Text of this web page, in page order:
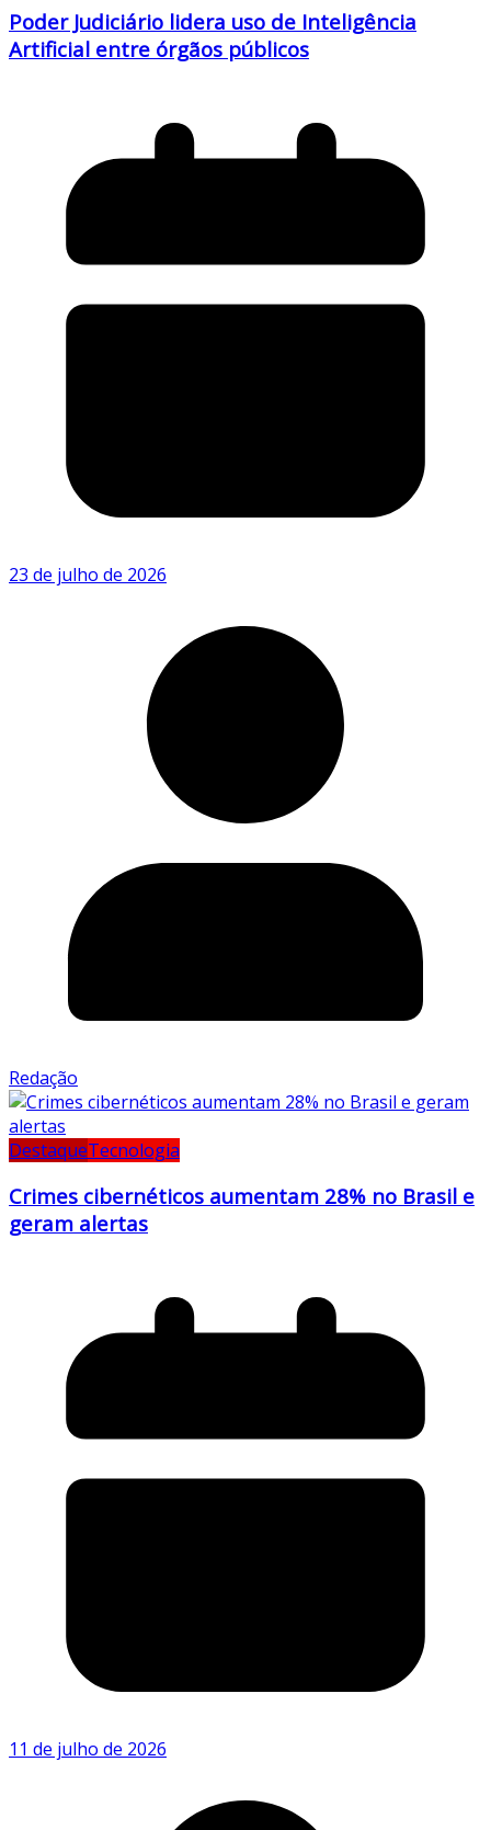
Poder Judiciário lidera uso de Inteligência
Artificial entre órgãos públicos
23 de julho de 2026
Redação
DestaqueTecnologia
Crimes cibernéticos aumentam 28% no Brasil e
geram alertas
11 de julho de 2026